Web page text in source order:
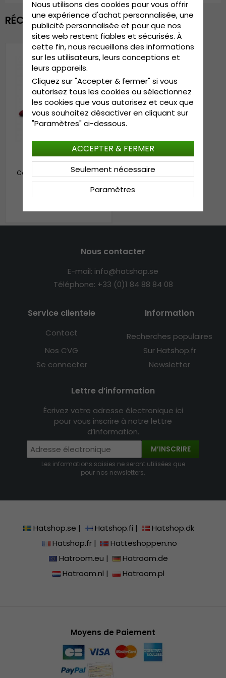
RÉCEMMENT VU
Casquette - Gårda Trucker
Wiseguy (rouge)
Nous contacter
E-mail: info@hatshop.se
Téléphone: +33 (0)1 84 88 84 08
Service clientele
Contact
Nos CVG
Se connecter
Information
Recherches populaires
Sur Hatshop.fr
Newsletter
Lettre d’information
Écrivez votre adresse électronique ici
pour vous inscrire à notre lettre
d’information.
M’INSCRIRE
Les informations saisies ne seront utilisées que
pour nos newsletters.
Hatshop.se | Hatshop.fi |
Hatshop.dk
Hatshop.fr|
Hatteshoppen.no
Hatroom.eu |
Hatroom.de
Hatroom.nl | Hatroom.pl
Moyens de Paiement
Nous utilisons des cookies pour vous offrir
une expérience d'achat personnalisée, une
publicité personnalisée et pour que nos
sites web restent fiables et sécurisés. À
cette fin, nous recueillons des informations
sur les utilisateurs, leurs conceptions et
leurs appareils.
Cliquez sur "Accepter & fermer" si vous
autorisez tous les cookies ou sélectionnez
les cookies que vous autorisez et ceux que
vous souhaitez désactiver en cliquant sur
"Paramètres" ci-dessous.
Paramètres
Seulement nécessaire
ACCEPTER & FERMER